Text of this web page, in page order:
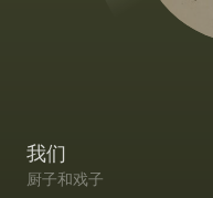
我们
厨子和戏子